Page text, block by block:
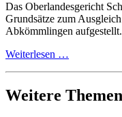
Das Oberlandesgericht
Grundsätze zum
Abkömmlingen aufgestellt.
Weiterlesen …
Weitere Themen